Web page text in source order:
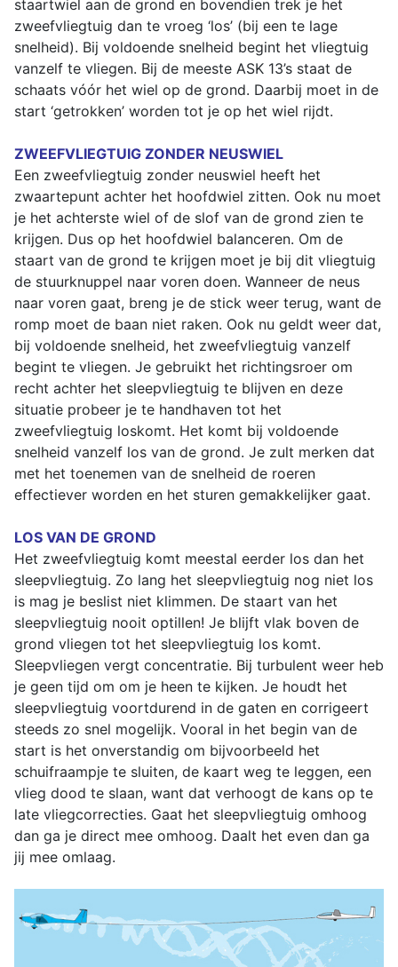
staartwiel aan de grond en bovendien trek je het
zweefvliegtuig dan te vroeg ‘los’ (bij een te lage
snelheid). Bij voldoende snelheid begint het vliegtuig
vanzelf te vliegen. Bij de meeste ASK 13’s staat de
schaats vóór het wiel op de grond. Daarbij moet in de
start ‘getrokken’ worden tot je op het wiel rijdt.
ZWEEFVLIEGTUIG ZONDER NEUSWIEL
Een zweefvliegtuig zonder neuswiel heeft het
zwaartepunt achter het hoofdwiel zitten. Ook nu moet
je het achterste wiel of de slof van de grond zien te
krijgen. Dus op het hoofdwiel balanceren. Om de
staart van de grond te krijgen moet je bij dit vliegtuig
de stuurknuppel naar voren doen. Wanneer de neus
naar voren gaat, breng je de stick weer terug, want de
romp moet de baan niet raken. Ook nu geldt weer dat,
bij voldoende snelheid, het zweefvliegtuig vanzelf
begint te vliegen. Je gebruikt het richtingsroer om
recht achter het sleepvliegtuig te blijven en deze
situatie probeer je te handhaven tot het
zweefvliegtuig loskomt. Het komt bij voldoende
snelheid vanzelf los van de grond. Je zult merken dat
met het toenemen van de snelheid de roeren
effectiever worden en het sturen gemakkelijker gaat.
LOS VAN DE GROND
Het zweefvliegtuig komt meestal eerder los dan het
sleepvliegtuig. Zo lang het sleepvliegtuig nog niet los
is mag je beslist niet klimmen. De staart van het
sleepvliegtuig nooit optillen! Je blijft vlak boven de
grond vliegen tot het sleepvliegtuig los komt.
Sleepvliegen vergt concentratie. Bij turbulent weer heb
je geen tijd om om je heen te kijken. Je houdt het
sleepvliegtuig voortdurend in de gaten en corrigeert
steeds zo snel mogelijk. Vooral in het begin van de
start is het onverstandig om bijvoorbeeld het
schuifraampje te sluiten, de kaart weg te leggen, een
vlieg dood te slaan, want dat verhoogt de kans op te
late vliegcorrecties. Gaat het sleepvliegtuig omhoog
dan ga je direct mee omhoog. Daalt het even dan ga
jij mee omlaag.